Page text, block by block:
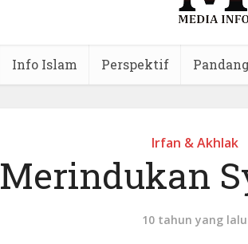
Info Islam Perspektif
Irfan & Akhlak
Merindukan
10 tahun yang lalu